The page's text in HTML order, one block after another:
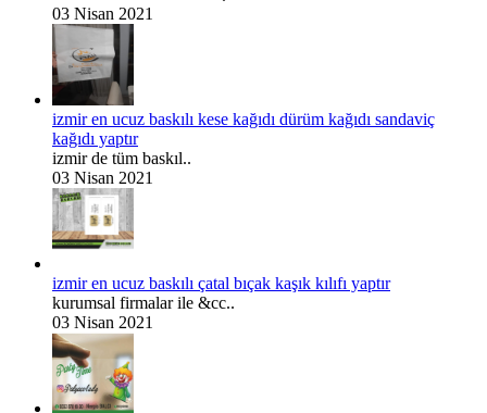
03 Nisan 2021
izmir en ucuz baskılı kese kağıdı dürüm kağıdı sandaviç
kağıdı yaptır
izmir de tüm baskıl..
03 Nisan 2021
izmir en ucuz baskılı çatal bıçak kaşık kılıfı yaptır
kurumsal firmalar ile &cc..
03 Nisan 2021